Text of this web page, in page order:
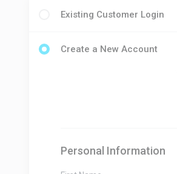
Existing Customer Login
Create a New Account
Personal Information